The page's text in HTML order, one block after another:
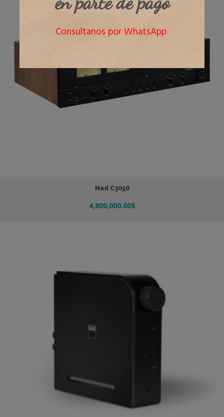
Nad C3050
4,800,000.00$
Añadir Al Carrito
Consultanos por WhatsApp